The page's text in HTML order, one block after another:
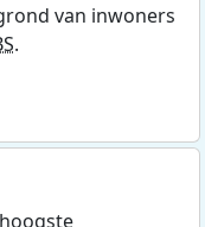
van inwoners
.